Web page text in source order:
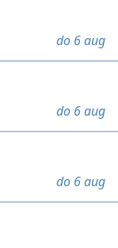
do 6 aug
do 6 aug
do 6 aug